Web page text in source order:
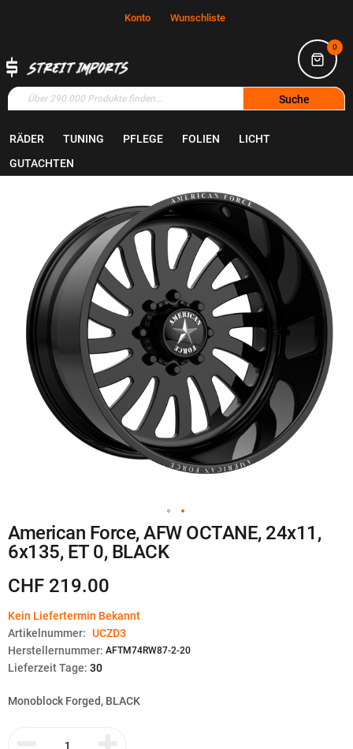
Konto Wunschliste
0
Suche
RÄDER TUNING PFLEGE FOLIEN
LICHT
GUTACHTEN
Zum
Ende
Zum
Anfang
der
Bildgalerie
American Force, AFW OCTANE, 24x11,
6x135, ET 0, BLACK
CHF 219.00
Kein Liefertermin Bekannt
Artikelnummer: UCZD3
Herstellernummer: AFTM74RW87-2-20
Lieferzeit Tage: 30
Monoblock Forged, BLACK